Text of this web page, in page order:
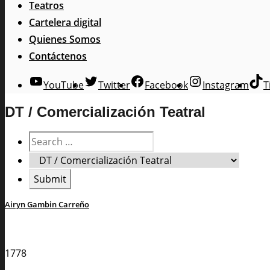
Teatros
Cartelera digital
Quienes Somos
Contáctenos
YouTube Twitter Facebook Instagram
DT / Comercialización Teatral
Airyn Gambin Carreño
1778